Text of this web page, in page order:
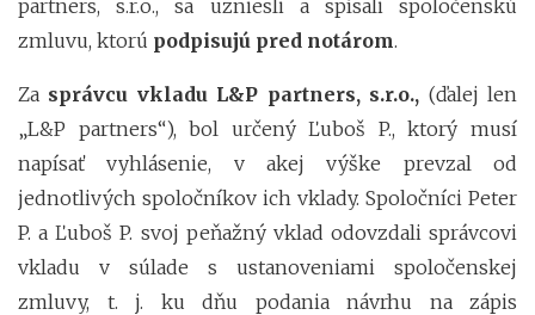
partners, s.r.o., sa uzniesli a spísali spoločenskú
zmluvu, ktorú podpisujú pred notárom.
Za správcu vkladu L&P partners, s.r.o., (ďalej len
„L&P partners“), bol určený Ľuboš P., ktorý musí
napísať vyhlásenie, v akej výške prevzal od
jednotlivých spoločníkov ich vklady. Spoločníci Peter
P. a Ľuboš P. svoj peňažný vklad odovzdali správcovi
vkladu v súlade s ustanoveniami spoločenskej
zmluvy, t. j. ku dňu podania návrhu na zápis